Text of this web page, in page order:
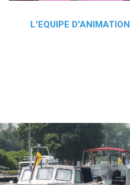
L'EQUIPE D'ANIMATION